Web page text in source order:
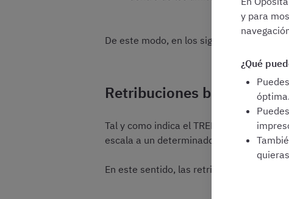
De este modo, en los siguientes
Retribuciones básicas
Tal y como indica el TREBEP, las
escala a un determinado subgrupo o
En este sentido, las retribuciones
y para
¿Qué
Puedes
óptima.
Puedes